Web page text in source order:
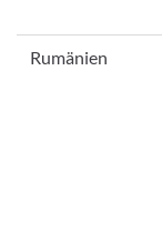
Rumänien